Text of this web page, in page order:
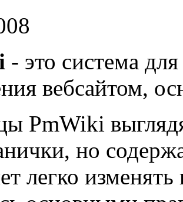
- это система
вебсайтом,
PmWiki
но
легко